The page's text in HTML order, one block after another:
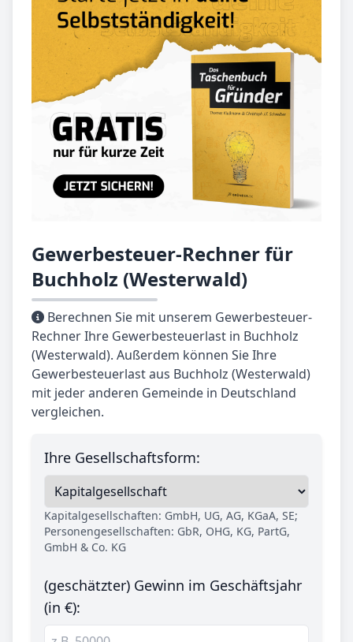
Gewerbesteuer-Rechner für
Buchholz (Westerwald)
Berechnen Sie mit unserem Gewerbesteuer-
Rechner Ihre Gewerbesteuerlast in Buchholz
(Westerwald). Außerdem können Sie Ihre
Gewerbesteuerlast aus Buchholz (Westerwald)
mit jeder anderen Gemeinde in Deutschland
vergleichen.
Ihre Gesellschaftsform:
Kapitalgesellschaften: GmbH, UG, AG, KGaA, SE;
Personengesellschaften: GbR, OHG, KG, PartG,
GmbH & Co. KG
(geschätzter) Gewinn im Geschäftsjahr
(in €):